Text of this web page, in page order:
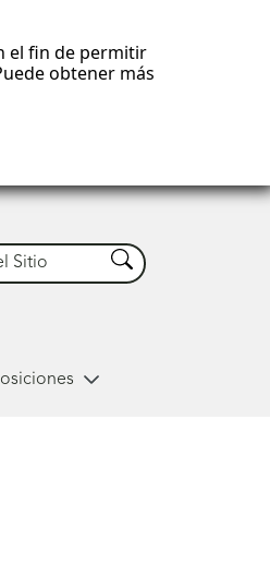
el fin de permitir
obtener más
Buscar